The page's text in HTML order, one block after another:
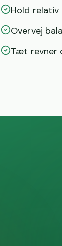
Hold
Overvej
Tæt revner